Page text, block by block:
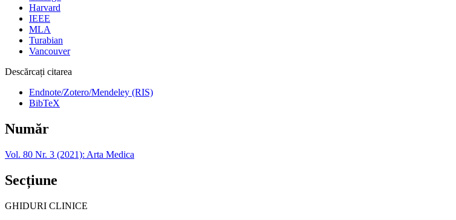
Harvard
IEEE
MLA
Turabian
Vancouver
Descărcați citarea
Endnote/Zotero/Mendeley (RIS)
BibTeX
Număr
Vol. 80 Nr. 3 (2021): Arta Medica
Secțiune
GHIDURI CLINICE